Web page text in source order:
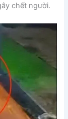
chết người.